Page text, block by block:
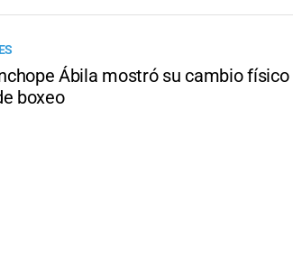
Ábila mostró su cambio físico
boxeo